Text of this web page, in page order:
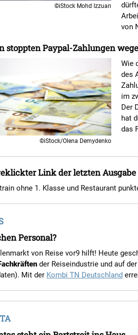
©iStock Mohd Izzuan
von
stoppten Paypal-Zahlungen
©iStock/Olena Demydenko
Wie
des
im
Der
hat
das
Link der letzten Ausgabe
ohne 1. Klasse und Restaurant
Personal?
von Reise vor9 hilft! Heute
der Reiseindustrie und auf der
Mit der Kombi TN Deutschland